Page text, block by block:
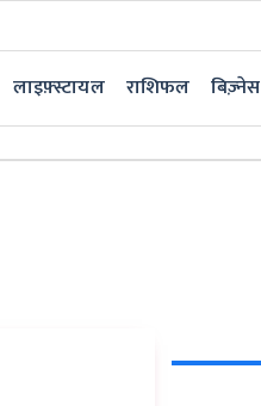
लाइफ़्स्टायल राशिफल बिज़्नेस